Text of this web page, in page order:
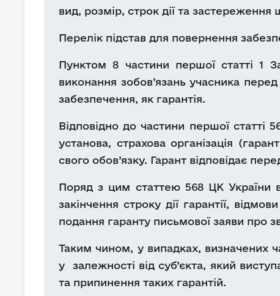
вид, розмір, строк дії та
Перелік підстав для повернення
Пунктом 8 частини першої статті 1
виконання зобов’язань учасника
забезпечення, як гарантія.
Відповідно до частини першої статті
установа, страхова організація
свого обов’язку. Гарант відповідає
Поряд з цим статтею 568 ЦК України
закінчення строку дії гарантії,
подання гаранту письмової заяви про
Таким чином, у випадках, визначених
у залежності від суб’єкта, який
та припинення таких гарантій.